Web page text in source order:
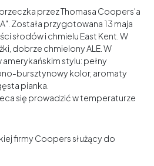
przez Thomasa Coopers'a
Została przygotowana 13 maja
słodów i chmielu East Kent. W
dobrze chmielony ALE. W
amerykańskim stylu: pełny
bursztynowy kolor, aromaty
pianka.
się prowadzić w temperaturze
firmy Coopers służący do